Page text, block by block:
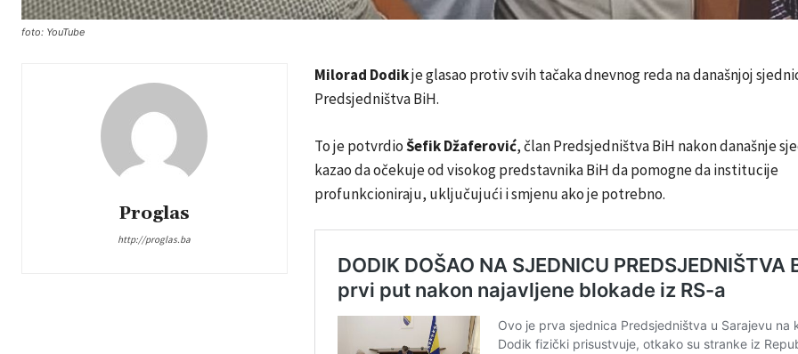
foto: YouTube
Proglas
http://proglas.ba
Milorad Dodikje glasao protiv svih tačaka dnevnog reda na današnjoj
Predsjedništva BiH.
To je potvrdioŠefik Džaferović, član Predsjedništva BiH nakon današnje
kazao da očekuje od visokog predstavnika BiH da pomogne da institucije
profunkcioniraju, uključujući i smjenu ako je potrebno.